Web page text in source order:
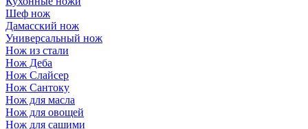
Шеф нож
Дамасский нож
Универсальный нож
Нож из стали
Нож Деба
Нож Слайсер
Нож Сантоку
Нож для масла
Нож для овощей
Нож для сашими